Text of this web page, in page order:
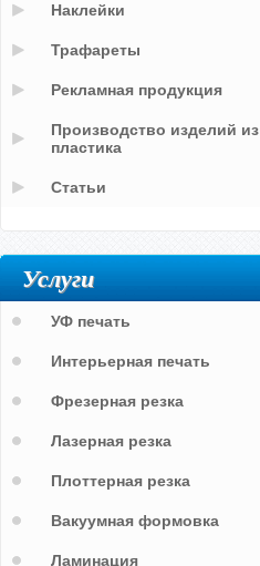
Наклейки
Трафареты
Рекламная продукция
Производство изделий из
пластика
Статьи
Услуги
УФ печать
Интерьерная печать
Фрезерная резка
Лазерная резка
Плоттерная резка
Вакуумная формовка
Ламинация